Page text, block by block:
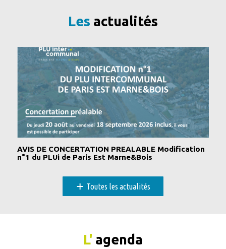
Les actualités
AVIS DE CONCERTATION PREALABLE Modification
n°1 du PLUi de Paris Est Marne&Bois
+ Toutes les actualités
L' agenda